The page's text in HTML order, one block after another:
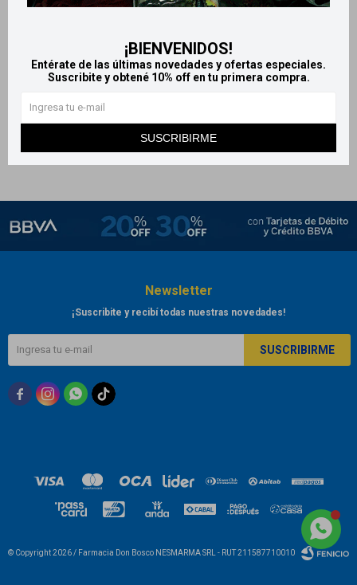
¡BIENVENIDOS!
Entérate de las últimas novedades y ofertas especiales.
Suscribite y obtené 10% off en tu primera compra.
SUSCRIBIRME
Llega en 2 HS
Pack x4 esponja para
Newsletter
¡Suscribite y recibí todas nuestras novedades!
SUSCRIBIRME
  
© Copyright 2026 / Farmacia Don Bosco NESMARMA SRL - RUT 211587710010